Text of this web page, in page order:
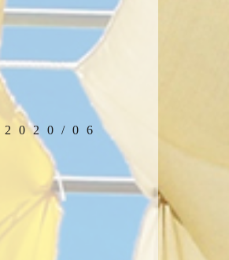
2020/06